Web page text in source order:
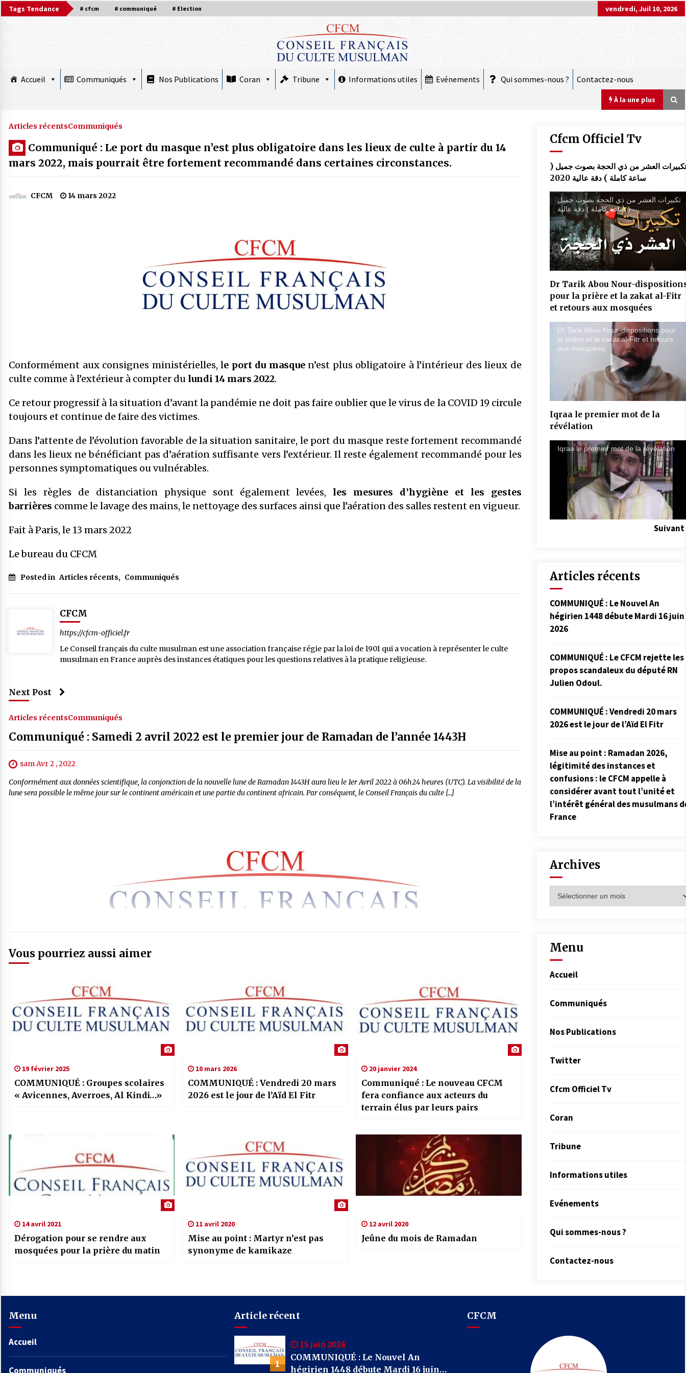
Skip
to
Tags Tendance # cfcm # communiqué # Election vendredi, Juil 10, 2026
Accueil Communiqués Nos Publications Coran Tribune Informations utiles Evénements Qui sommes-nous ? Contactez-nous
À la une plus
À la une plus
COMMUNIQUÉ : Le Nouvel An hégirien
1448 débute Mardi 16 juin 2026
COMMUNIQUÉ : Le CFCM rejette les
propos scandaleux du député RN Julien
est le jour de l’Aïd El Fitr
10 mars 2026
COMMUNIQUÉ :
28 novembre 2025
Communiqué : LE CFCM MET EN
L’INSTRUMENTALISATION DES
SONDAGES SUR LES MUSULMANS DE
COMMUNIQUÉ : Médiocrité et
désinformation de Florence
Bergeaud-Blackler et autres pseudo –
islamologues
9 octobre 2025
COMMUNIQUÉ : Succession de
sanctions administratives ciblant des
institutions musulmanes : le CFCM
alerte sur les risques et préjudices
6 juillet 2025
27 mai 2025
27 mai 2025
COMMUNIQUÉ : Rapport sur les «
frères musulmans »: il ne doit surtout
pas alimenter une suspicion
Articles récentsCommuniqués
Communiqué : Le port du masque n’est plus obligatoire dans les lieux de culte à partir du 14
mars 2022, mais pourrait être fortement recommandé dans certaines circonstances.
CFCM 14 mars 2022
Conformément aux consignes ministérielles, le port du masquen’est plus obligatoire à l’intérieur des lieux de
culte comme à l’extérieur à compter du lundi 14 mars 2022.
Ce retour progressif à la situation d’avant la pandémie ne doit pas faire oublier que le virus de la COVID 19 circule
toujours et continue de faire des victimes.
Dans l’attente de l’évolution favorable de la situation sanitaire, le port du masque reste fortement recommandé
dans les lieux ne bénéficiant pas d’aération suffisante vers l’extérieur. Il reste également recommandé pour les
personnes symptomatiques ou vulnérables.
Si les règles de distanciation physique sont également levées, les mesures d’hygiène et les gestes
barrières comme le lavage des mains, le nettoyage des surfaces ainsi que l’aération des salles restent en vigueur.
Fait à Paris, le 13 mars 2022
Le bureau du CFCM
Posted in Articles récents, Communiqués
CFCM
https://cfcm-officiel.fr
Le Conseil français du culte musulman est une association française régie par la loi de 1901 qui a vocation à représenter le culte
musulman en France auprès des instances étatiques pour les questions relatives à la pratique religieuse.
Next Post
Articles récentsCommuniqués
Communiqué : Samedi 2 avril 2022 est le premier jour de Ramadan de l’année 1443H
sam Avr 2 , 2022
Conformément aux données scientifique, la conjonction de la nouvelle lune de Ramadan 1443H aura lieu le 1er Avril 2022 à 06h24 heures (UTC). La visibilité de la
lune sera possible le même jour sur le continent américain et une partie du continent africain. Par conséquent, le Conseil Français du culte […]
Vous pourriez aussi aimer
19 février 2025
COMMUNIQUÉ : Groupes scolaires
« Avicennes, Averroes, Al Kindi…»
10 mars 2026
COMMUNIQUÉ : Vendredi 20 mars
2026 est le jour de l’Aïd El Fitr
20 janvier 2024
Communiqué : Le nouveau CFCM
fera confiance aux acteurs du
terrain élus par leurs pairs
14 avril 2021
Dérogation pour se rendre aux
mosquées pour la prière du matin
11 avril 2020
Mise au point : Martyr n’est pas
synonyme de kamikaze
12 avril 2020
Jeûne du mois de Ramadan
Cfcm Officiel Tv
تكبيرات العشر من ذي الحجة بصوت جميل (
ساعة كاملة ) دقة عالية 2020
تكبيرات العشر من ذي الحجة بصوت جميل
( ساعة كاملة ) دقة عالية
Dr Tarik Abou Nour-
pour la prière et la zakat al-Fitr
et retours aux mosquées
Dr Tarik Abou Nour-dispositions pour
la prière et la zakat al-Fitr et retours
aux mosquées
Iqraa le premier mot de la
révélation
Iqraa le premier mot de la révélation
Suivant
Articles récents
COMMUNIQUÉ : Le Nouvel An
hégirien 1448 débute Mardi 16 juin
2026
COMMUNIQUÉ : Le CFCM rejette les
propos scandaleux du député RN
Julien Odoul.
COMMUNIQUÉ : Vendredi 20 mars
2026 est le jour de l’Aïd El Fitr
Mise au point : Ramadan 2026,
légitimité des instances et
confusions : le CFCM appelle à
considérer avant tout l’unité et
l’intérêt général des musulmans
France
Archives
Menu
Accueil
Communiqués
Nos Publications
Twitter
Cfcm Officiel Tv
Coran
Tribune
Informations utiles
Evénements
Qui sommes-nous ?
Contactez-nous
Menu
Accueil
Communiqués
Article récent
1
15 juin 2026
COMMUNIQUÉ : Le Nouvel An
hégirien 1448 débute Mardi 16 juin
CFCM